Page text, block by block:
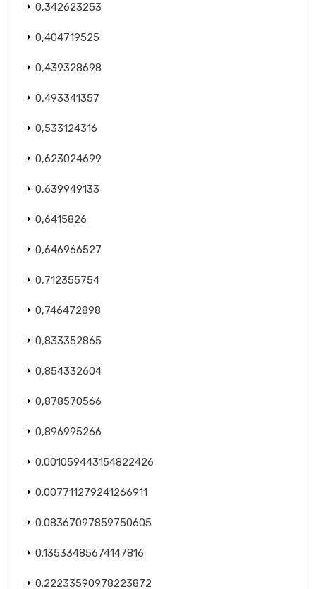
0,342623253
0,404719525
0,439328698
0,493341357
0,533124316
0,623024699
0,639949133
0,6415826
0,646966527
0,712355754
0,746472898
0,833352865
0,854332604
0,878570566
0,896995266
0.001059443154822426
0.007711279241266911
0.08367097859750605
0.13533485674147816
0.22233590978223872